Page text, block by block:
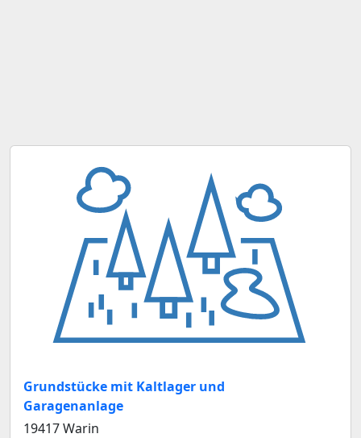
Grundstücke mit Kaltlager und
Garagenanlage
19417 Warin